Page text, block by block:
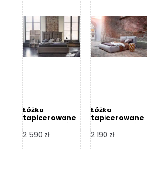
Łóżko
tapicerowane
Design
2 590 zł
Łóżko
tapicerowane
Design
2 190 zł